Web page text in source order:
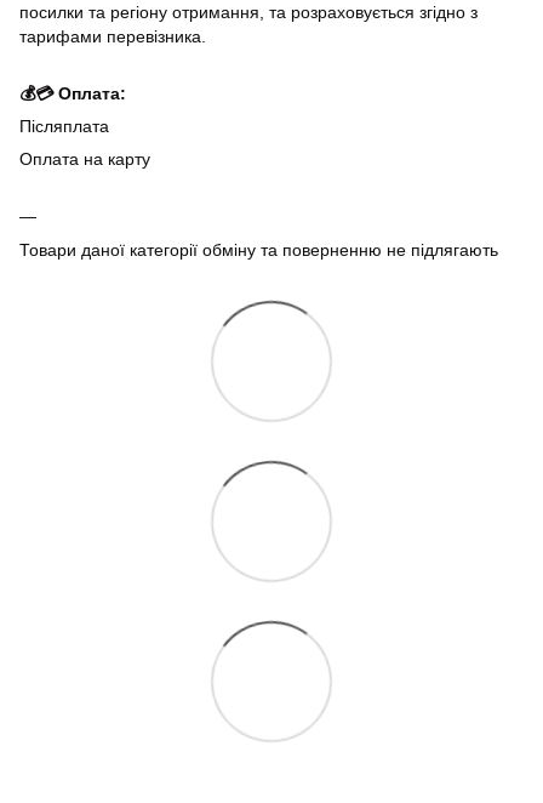
посилки та регіону отримання, та розраховується згідно з
тарифами перевізника.
💰💳 Оплата:
Післяплата
Оплата на карту
Товари даної категорії обміну та поверненню не підлягають